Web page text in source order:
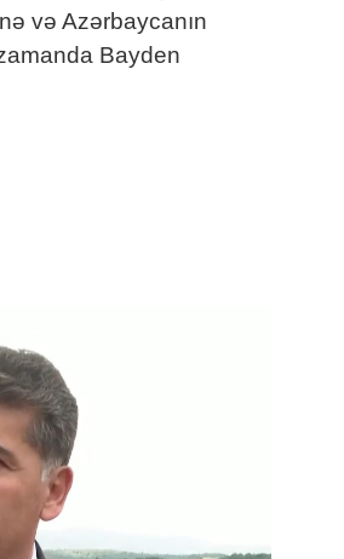
və Azərbaycanın
Bayden